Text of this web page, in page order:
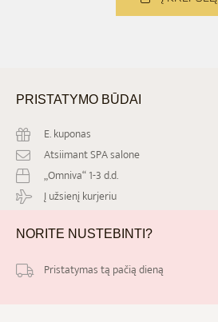
PRISTATYMO BŪDAI
E. kuponas
Atsiimant SPA salone
„Omniva“ 1-3 d.d.
Į užsienį kurjeriu
NORITE NUSTEBINTI?
Pristatymas tą pačią dieną